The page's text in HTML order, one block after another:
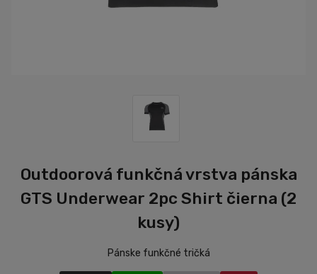
Outdoorová funkčná vrstva pánska
GTS Underwear 2pc Shirt čierna (2
kusy)
Pánske funkčné tričká